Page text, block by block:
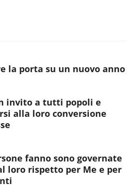
la porta su un nuovo anno
invito a tutti popoli e
alla loro conversione
fanno sono governate
loro rispetto per Me e per